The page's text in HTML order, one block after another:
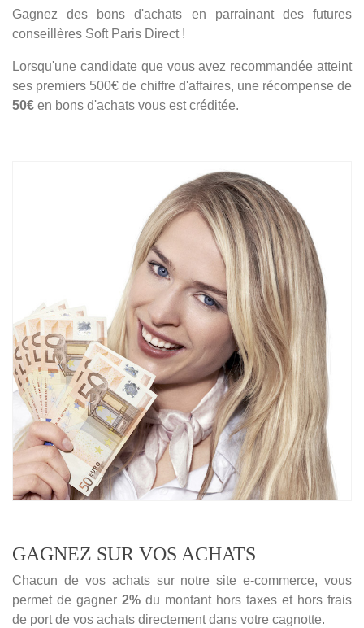
Gagnez des bons d'achats en parrainant des futures
conseillères Soft Paris Direct !
Lorsqu'une candidate que vous avez recommandée atteint
ses premiers 500€ de chiffre d'affaires, une récompense de
50€ en bons d'achats vous est créditée.
GAGNEZ SUR VOS ACHATS
Chacun de vos achats sur notre site e-commerce, vous
permet de gagner 2% du montant hors taxes et hors frais
de port de vos achats directement dans votre cagnotte.